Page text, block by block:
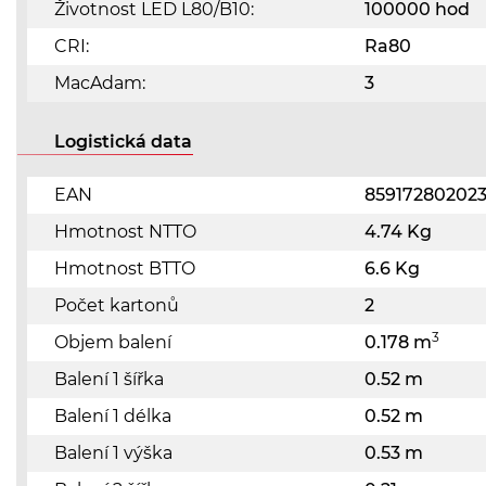
Životnost LED L80/B10:
100000 hod
CRI:
Ra80
MacAdam:
3
Logistická data
EAN
Hmotnost NTTO
4.74 Kg
Hmotnost BTTO
6.6 Kg
Počet kartonů
2
Objem balení
0.178 m3
Balení 1 šířka
0.52 m
Balení 1 délka
0.52 m
Balení 1 výška
0.53 m